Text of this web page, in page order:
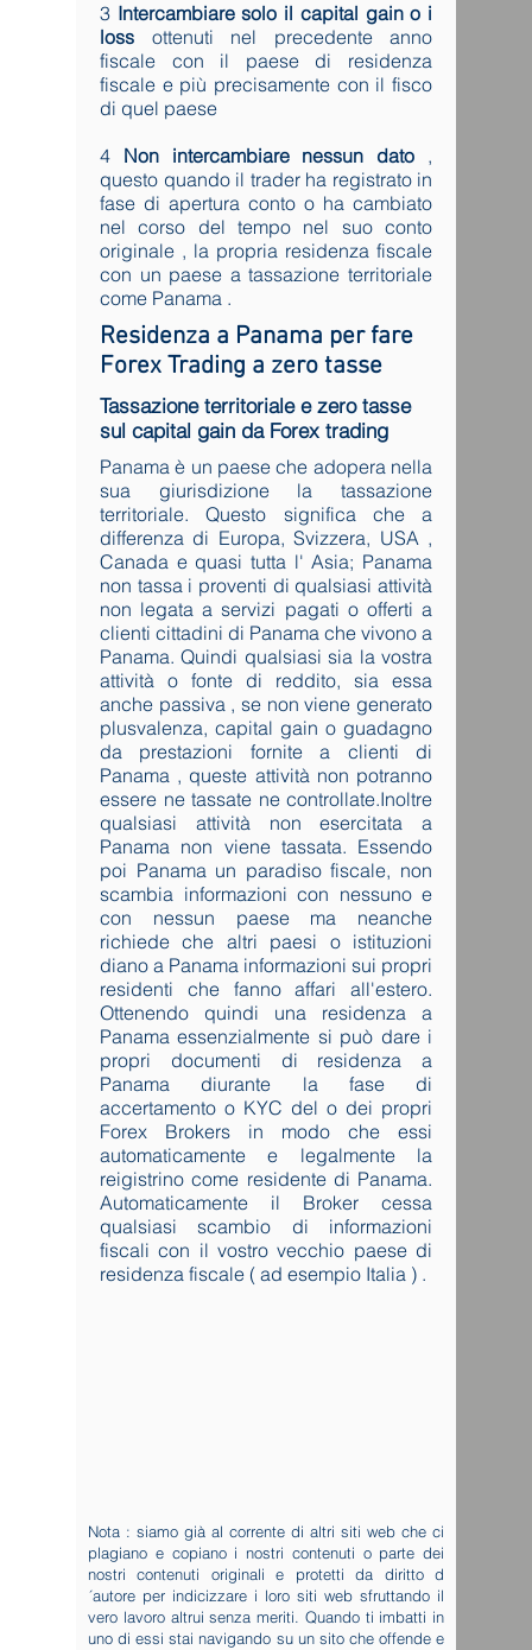
3 Intercambiare solo il capital gain o i
loss ottenuti nel precedente anno
fiscale con il paese di residenza
fiscale e più precisamente con il fisco
di quel paese
4 Non intercambiare nessun dato ,
questo quando il trader ha registrato in
fase di apertura conto o ha cambiato
nel corso del tempo nel suo conto
originale , la propria residenza fiscale
con un paese a tassazione territoriale
come Panama .
Residenza a Panama per fare
Forex Trading a zero tasse
Tassazione territoriale e zero tasse
sul capital gain da Forex trading
Panama è un paese che adopera nella
sua giurisdizione la tassazione
territoriale. Questo significa che a
differenza di Europa, Svizzera, USA ,
Canada e quasi tutta l' Asia; Panama
non tassa i proventi di qualsiasi attività
non legata a servizi pagati o offerti a
clienti cittadini di Panama che vivono a
Panama. Quindi qualsiasi sia la vostra
attività o fonte di reddito, sia essa
anche passiva , se non viene generato
plusvalenza, capital gain o guadagno
da prestazioni fornite a clienti di
Panama , queste attività non potranno
essere ne tassate ne controllate.Inoltre
qualsiasi attività non esercitata a
Panama non viene tassata. Essendo
poi Panama un paradiso fiscale, non
scambia informazioni con nessuno e
con nessun paese ma neanche
richiede che altri paesi o istituzioni
diano a Panama informazioni sui propri
residenti che fanno affari all'estero.
Ottenendo quindi una residenza a
Panama essenzialmente si può dare i
propri documenti di residenza a
Panama diurante la fase di
accertamento o KYC del o dei propri
Forex Brokers in modo che essi
automaticamente e legalmente la
reigistrino come residente di Panama.
Automaticamente il Broker cessa
qualsiasi scambio di informazioni
fiscali con il vostro vecchio paese di
residenza fiscale ( ad esempio Italia ) .
Nota : siamo già al corrente di altri siti web che ci
plagiano e copiano i nostri contenuti o parte dei
nostri contenuti originali e protetti da diritto d
´autore per indicizzare i loro siti web sfruttando il
vero lavoro altrui senza meriti. Quando ti imbatti in
uno di essi stai navigando su un sito che offende e